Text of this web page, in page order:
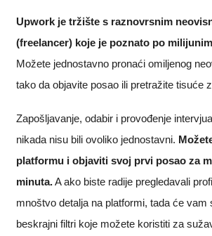
Upwork je tržište s raznovrsnim
(freelancer) koje je poznato po
Možete jednostavno pronaći omiljenog
tako da objavite posao ili pretražite tisuće
Zapošljavanje, odabir i provođenje
nikada nisu bili ovoliko jednostavni.
platformu i objaviti svoj prvi posao za
minuta.A ako biste radije pregledavali
mnoštvo detalja na platformi, tada će vam
beskrajni filtri koje možete koristiti za